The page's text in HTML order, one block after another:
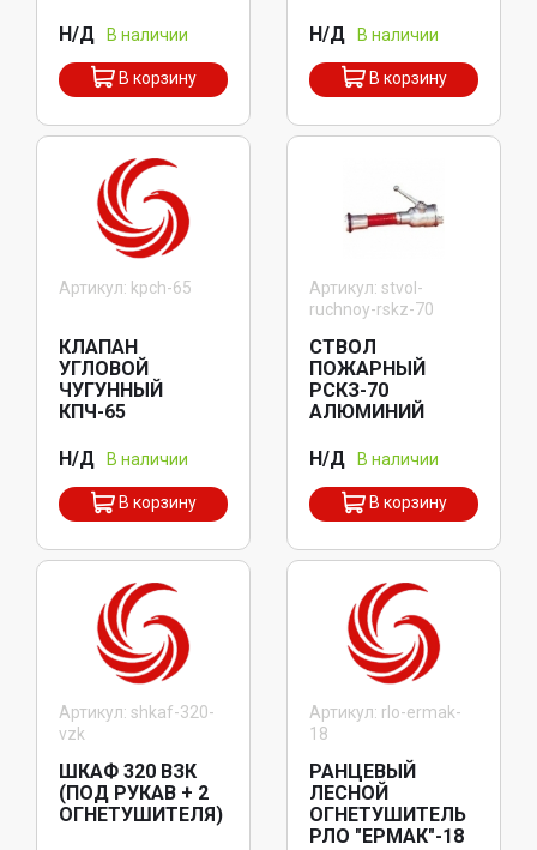
Н/Д В наличии
В корзину
Н/Д В наличии
В корзину
Артикул: kpch-65
КЛАПАН
УГЛОВОЙ
ЧУГУННЫЙ
КПЧ-65
Н/Д В наличии
В корзину
Артикул: stvol-
ruchnoy-rskz-70
СТВОЛ
ПОЖАРНЫЙ
РСКЗ-70
АЛЮМИНИЙ
Н/Д В наличии
В корзину
Артикул: shkaf-320-
vzk
ШКАФ 320 ВЗК
(ПОД РУКАВ + 2
ОГНЕТУШИТЕЛЯ)
Артикул: rlo-ermak-
18
РАНЦЕВЫЙ
ЛЕСНОЙ
ОГНЕТУШИТЕЛЬ
РЛО "ЕРМАК"-18